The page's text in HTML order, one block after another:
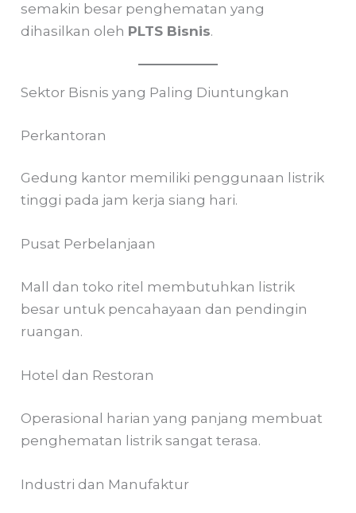
semakin besar penghematan yang
dihasilkan oleh PLTS Bisnis.
Sektor Bisnis yang Paling Diuntungkan
Perkantoran
Gedung kantor memiliki penggunaan listrik
tinggi pada jam kerja siang hari.
Pusat Perbelanjaan
Mall dan toko ritel membutuhkan listrik
besar untuk pencahayaan dan pendingin
ruangan.
Hotel dan Restoran
Operasional harian yang panjang membuat
penghematan listrik sangat terasa.
Industri dan Manufaktur